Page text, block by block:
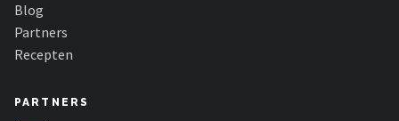
Blog
Partners
Recepten
PARTNERS